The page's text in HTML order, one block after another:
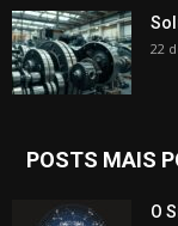
22
POSTS MAIS
O